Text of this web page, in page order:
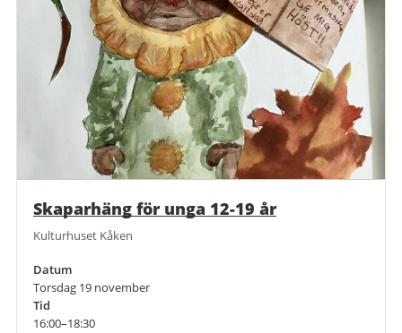
Skaparhäng för unga 12-19 år
Kulturhuset Kåken
Datum
Torsdag 19 november
Tid
16:00–18:30